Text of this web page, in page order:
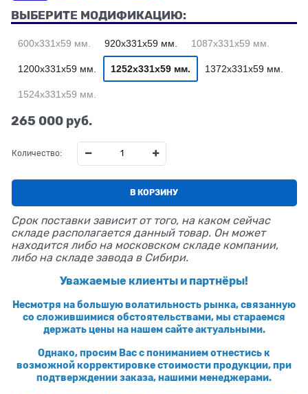
ВЫБЕРИТЕ МОДИФИКАЦИЮ:
600х331х59 мм. 920х331х59 мм. 1087х331х59 мм.
1200х331х59 мм. 1252х331х59 мм. 1372х331х59 мм.
1524х331х59 мм.
265 000 руб.
Количество:
В КОРЗИНУ
Срок поставки зависит от того, на каком сейчас
складе располагается данный товар. Он может
находится либо на московском складе компании,
либо на складе завода в Сибири.
Уважаемые клиенты и партнёры!
Несмотря на большую волатильность рынка, связанную
со сложившимися обстоятельствами, мы стараемся
держать цены на нашем сайте актуальными.
Однако, просим Вас с пониманием отнестись к
возможной корректировке стоимости продукции, при
подтверждении заказа, нашими менеджерами.